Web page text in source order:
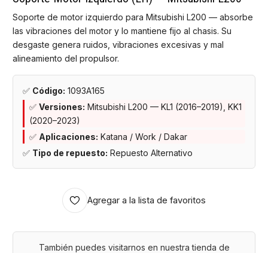
Soporte de motor izquierdo para Mitsubishi L200 — absorbe
las vibraciones del motor y lo mantiene fijo al chasis. Su
desgaste genera ruidos, vibraciones excesivas y mal
alineamiento del propulsor.
✅ Código: 1093A165
✅ Versiones: Mitsubishi L200 — KL1 (2016–2019), KK1
(2020–2023)
✅ Aplicaciones: Katana / Work / Dakar
✅ Tipo de repuesto: Repuesto Alternativo
Agregar a la lista de favoritos
También puedes visitarnos en nuestra tienda de